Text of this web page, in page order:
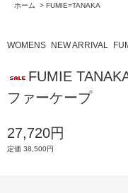
ホーム
> FUMIE=TANAKA
WOMENS NEW ARRIVAL
FUMIE
ファーケープ
27,720円
定価 38,500円